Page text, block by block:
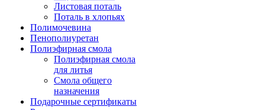
Листовая поталь
Поталь в хлопьях
Полимочевина
Пенополиуретан
Полиэфирная смола
Полиэфирная смола
для литья
Смола общего
назначения
Подарочные сертификаты